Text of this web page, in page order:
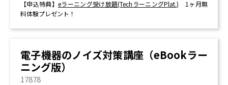
【申込特典】 eラーニング受け放題(TechラーニングPlat.) 1ヶ月無
料体験プレゼント！
電子機器のノイズ対策講座（eBookラー
ニング版）
17878